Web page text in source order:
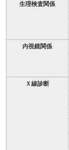
生理検査関係
内視鏡関係
Ｘ線診断